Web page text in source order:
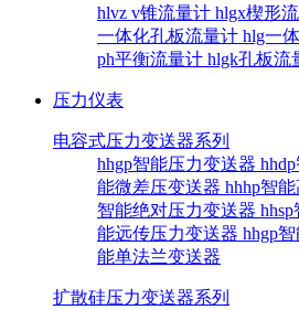
hlvz v锥流量计 hlgx楔形
一体化孔板流量计 hlg一
ph平衡流量计 hlgk孔板流
压力仪表
电容式压力变送器系列
hhgp智能压力变送器
能微差压变送器 hhhp智
智能绝对压力变送器
能远传压力变送器 hhgp
能单法兰变送器
扩散硅压力变送器系列